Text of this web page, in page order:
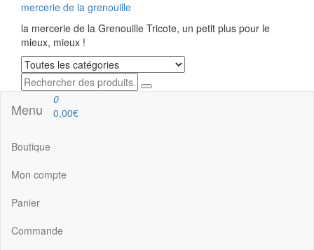
mercerie de la grenouille
la mercerie de la Grenouille Tricote, un petit plus pour le
mieux, mieux !
Menu
0
0,00€
Boutique
Mon compte
Panier
Commande